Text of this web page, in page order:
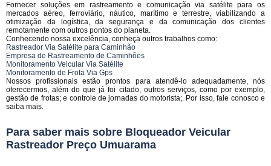
Fornecer soluções em rastreamento e comunicação via satélite para os
mercados aéreo, ferroviário, náutico, marítimo e terrestre, viabilizando a
otimização da logística, da segurança e da comunicação dos clientes
remotamente com outros pontos do planeta.
Conhecendo nossa excelência, conheça outros trabalhos como:
Rastreador Via Satélite para Caminhão
Empresa de Rastreamento de Caminhões
Monitoramento Veicular Via Satélite
Monitoramento de Frota Via Gps
Nossos profissionais estão prontos para atendê-lo adequadamente, nós
oferecermos, além do que já foi citado, outros serviços, como por exemplo,
gestão de frotas; e controle de jornadas do motorista;. Por isso, fale conosco e
saiba mais.
Para saber mais sobre Bloqueador Veicular
Rastreador Preço Umuarama